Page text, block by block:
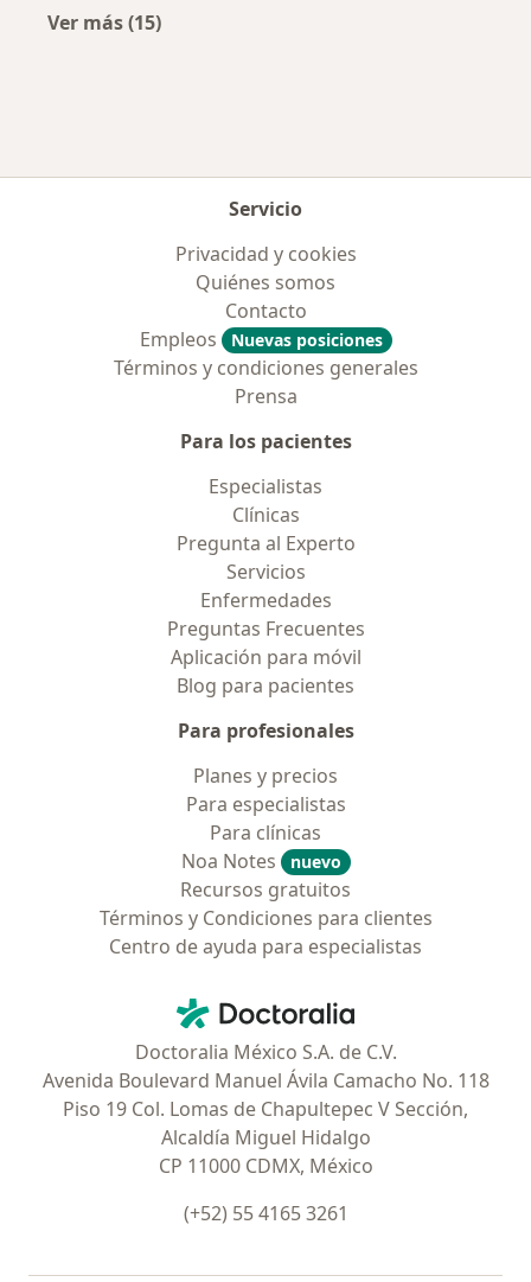
Ver más (15)
Servicio
Privacidad y cookies
Quiénes somos
Contacto
Empleos
Nuevas posiciones
Términos y condiciones generales
Prensa
Para los pacientes
Especialistas
Clínicas
Pregunta al Experto
Servicios
Enfermedades
Preguntas Frecuentes
Aplicación para móvil
Blog para pacientes
Para profesionales
Planes y precios
Para especialistas
Para clínicas
Noa Notes
nuevo
Recursos gratuitos
Términos y Condiciones para clientes
Centro de ayuda para especialistas
Doctoralia - Página de inicio
Doctoralia México S.A. de C.V.
Avenida Boulevard Manuel Ávila Camacho No. 118
Piso 19 Col. Lomas de Chapultepec V Sección,
Alcaldía Miguel Hidalgo
CP 11000 CDMX, México
(+52) 55 4165 3261